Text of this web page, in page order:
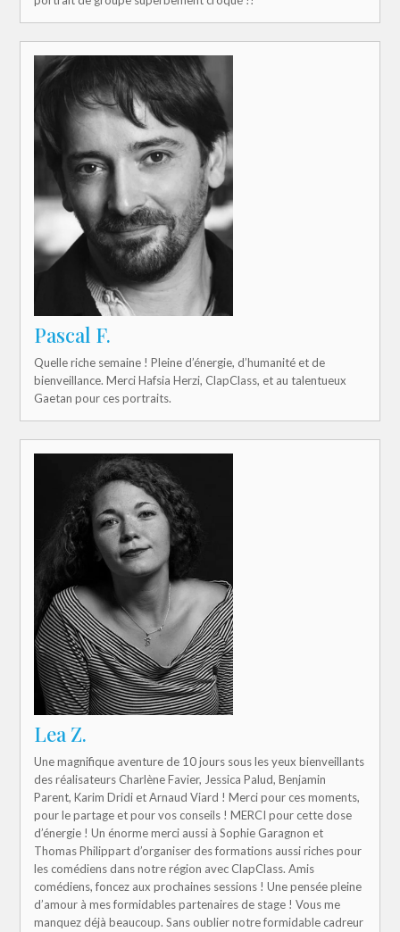
Pascal F.
Quelle riche semaine ! Pleine d’énergie, d’humanité et de
bienveillance. Merci Hafsia Herzi, ClapClass, et au talentueux
Gaetan pour ces portraits.
Lea Z.
Une magnifique aventure de 10 jours sous les yeux bienveillants
des réalisateurs Charlène Favier, Jessica Palud, Benjamin
Parent, Karim Dridi et Arnaud Viard ! Merci pour ces moments,
pour le partage et pour vos conseils ! MERCI pour cette dose
d’énergie ! Un énorme merci aussi à Sophie Garagnon et
Thomas Philippart d’organiser des formations aussi riches pour
les comédiens dans notre région avec ClapClass. Amis
comédiens, foncez aux prochaines sessions ! Une pensée pleine
d’amour à mes formidables partenaires de stage ! Vous me
manquez déjà beaucoup. Sans oublier notre formidable cadreur